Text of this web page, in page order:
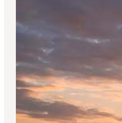
Det sker
Spis og drik
Overnatning
Book oplevelser
For børn